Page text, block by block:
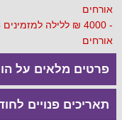
אורחים
אורחים
פרטים מלאים על
תאריכים פנויים